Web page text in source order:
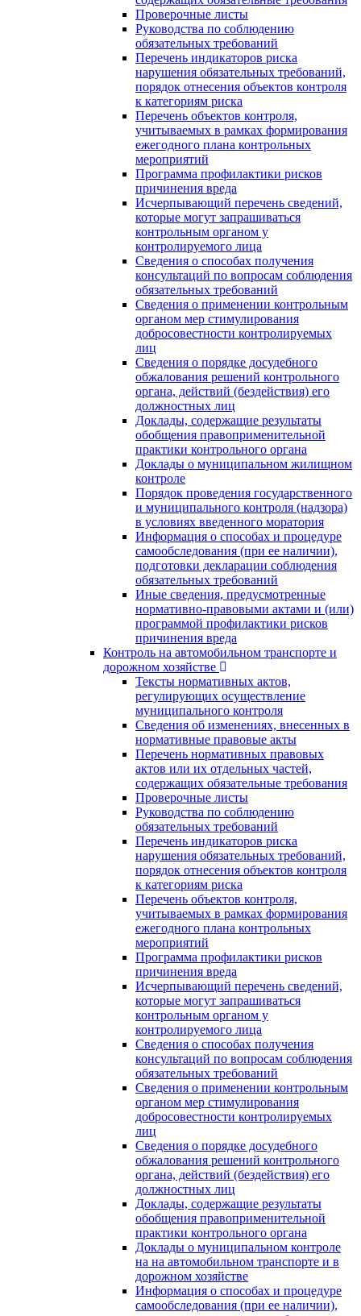
Проверочные листы
Руководства по соблюдению
обязательных требований
Перечень индикаторов риска
нарушения обязательных требований,
порядок отнесения объектов контроля
к категориям риска
Перечень объектов контроля,
учитываемых в рамках формирования
ежегодного плана контрольных
мероприятий
Программа профилактики рисков
причинения вреда
Исчерпывающий перечень сведений,
которые могут запрашиваться
контрольным органом у
контролируемого лица
Сведения о способах получения
консультаций по вопросам соблюдения
обязательных требований
Сведения о применении контрольным
органом мер стимулирования
добросовестности контролируемых
лиц
Сведения о порядке досудебного
обжалования решений контрольного
органа, действий (бездействия) его
должностных лиц
Доклады, содержащие результаты
обобщения правоприменительной
практики контрольного органа
Доклады о муниципальном жилищном
контроле
Порядок проведения государственного
и муниципального контроля (надзора)
в условиях введенного моратория
Информация о способах и процедуре
самообследования (при ее наличии),
подготовки декларации соблюдения
обязательных требований
Иные сведения, предусмотренные
нормативно-правовыми актами и (или)
программой профилактики рисков
причинения вреда
Контроль на автомобильном транспорте и
дорожном хозяйстве
Тексты нормативных актов,
регулирующих осуществление
муниципального контроля
Сведения об изменениях, внесенных в
нормативные правовые акты
Перечень нормативных правовых
актов или их отдельных частей,
содержащих обязательные требования
Проверочные листы
Руководства по соблюдению
обязательных требований
Перечень индикаторов риска
нарушения обязательных требований,
порядок отнесения объектов контроля
к категориям риска
Перечень объектов контроля,
учитываемых в рамках формирования
ежегодного плана контрольных
мероприятий
Программа профилактики рисков
причинения вреда
Исчерпывающий перечень сведений,
которые могут запрашиваться
контрольным органом у
контролируемого лица
Сведения о способах получения
консультаций по вопросам соблюдения
обязательных требований
Сведения о применении контрольным
органом мер стимулирования
добросовестности контролируемых
лиц
Сведения о порядке досудебного
обжалования решений контрольного
органа, действий (бездействия) его
должностных лиц
Доклады, содержащие результаты
обобщения правоприменительной
практики контрольного органа
Доклады о муниципальном контроле
на на автомобильном транспорте и в
дорожном хозяйстве
Информация о способах и процедуре
самообследования (при ее наличии),